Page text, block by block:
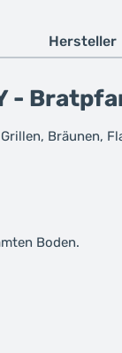
Hersteller
-
Bräunen,
Boden.